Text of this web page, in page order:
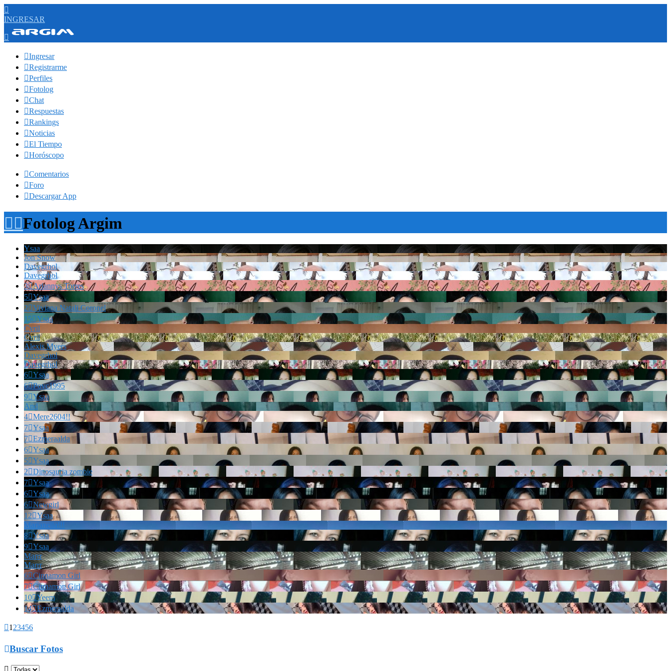

INGRESAR

Ingresar
Registrarme
Perfiles
Fotolog
Chat
Respuestas
Rankings
Noticias
El Tiempo
Horóscopo
Comentarios
Foro
Descargar App
Fotolog Argim
Ysaa
Jon Snow
Davegrhol
Davegrhol
3Ariannys Torres
5Ysaa
2Viviana Natali Coronel
15Ysaa
Cvril
Cvril
Alexis Myers
Davegrhol
Davegrhol
6Ysaa
6Povc1995
9Ysaa
And
4Mere2604!!
7Ysaa
7Ezmeraalda
6Ysaa
5Ysaa
2Dinosauria zombie
7Ysaa
6Ysaa
6Newgirl
12Ysaa
Marianella!!!
8Ysaa
9Ysaa
Marrr
Marrr
6Cinnamon Girl
7Cinnamon Girl
10Yeem
14Ezmeraalda
1 23456
Buscar Fotos